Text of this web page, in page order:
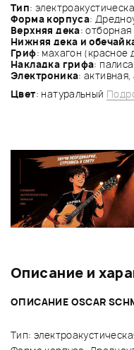
Тип:
Форма корпуса:
Верхняя дека: отборная
Нижняя дека и
Гриф: махагон (красное
Накладка грифа:
Электроника:
Цвет: натуральный
Описание и
ОПИСАНИЕ OSCAR
Тип: